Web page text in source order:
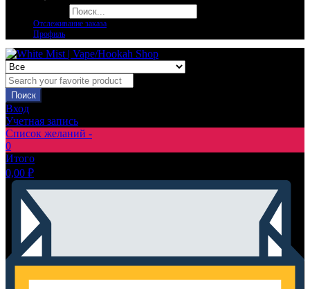
Отслеживание заказа
Профиль
Поиск
Вход
Учетная запись
Список желаний -
0
Итого
0,00 ₽